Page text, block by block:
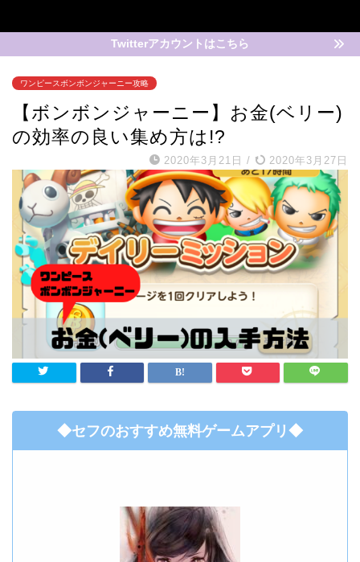
Twitterアカウントはこちら
ワンピースボンボンジャーニー攻略
【ボンボンジャーニー】お金(ベリー)
の効率の良い集め方は!?
2020年3月21日 / 2020年3月27日
◆セフのおすすめ無料ゲームアプリ◆